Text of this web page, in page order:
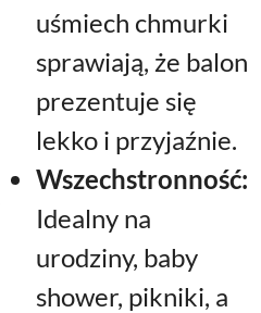
uśmiech chmurki
sprawiają, że balon
prezentuje się
lekko i przyjaźnie.
Wszechstronność:
Idealny na
urodziny, baby
shower, pikniki, a